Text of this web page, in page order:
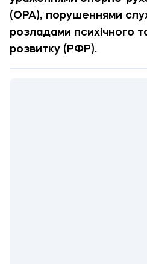
(ОРА), порушеннями
розладами психічного
розвитку (РФР).